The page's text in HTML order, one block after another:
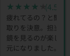
★★★★★
★★★★★(4.5)
疲れてるの？と聞
取りを決意。担当
鏡を見るのが楽し
元になりました。